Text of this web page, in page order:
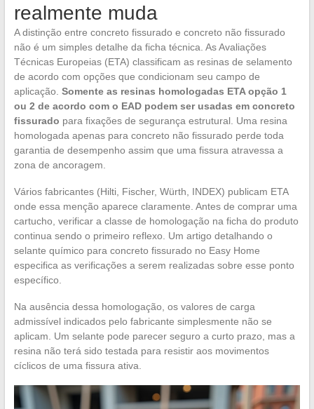
realmente muda
A distinção entre concreto fissurado e concreto não fissurado
não é um simples detalhe da ficha técnica. As Avaliações
Técnicas Europeias (ETA) classificam as resinas de selamento
de acordo com opções que condicionam seu campo de
aplicação. Somente as resinas homologadas ETA opção 1
ou 2 de acordo com o EAD podem ser usadas em concreto
fissurado para fixações de segurança estrutural. Uma resina
homologada apenas para concreto não fissurado perde toda
garantia de desempenho assim que uma fissura atravessa a
zona de ancoragem.
Vários fabricantes (Hilti, Fischer, Würth, INDEX) publicam ETA
onde essa menção aparece claramente. Antes de comprar uma
cartucho, verificar a classe de homologação na ficha do produto
continua sendo o primeiro reflexo. Um artigo detalhando o
selante químico para concreto fissurado no Easy Home
especifica as verificações a serem realizadas sobre esse ponto
específico.
Na ausência dessa homologação, os valores de carga
admissível indicados pelo fabricante simplesmente não se
aplicam. Um selante pode parecer seguro a curto prazo, mas a
resina não terá sido testada para resistir aos movimentos
cíclicos de uma fissura ativa.